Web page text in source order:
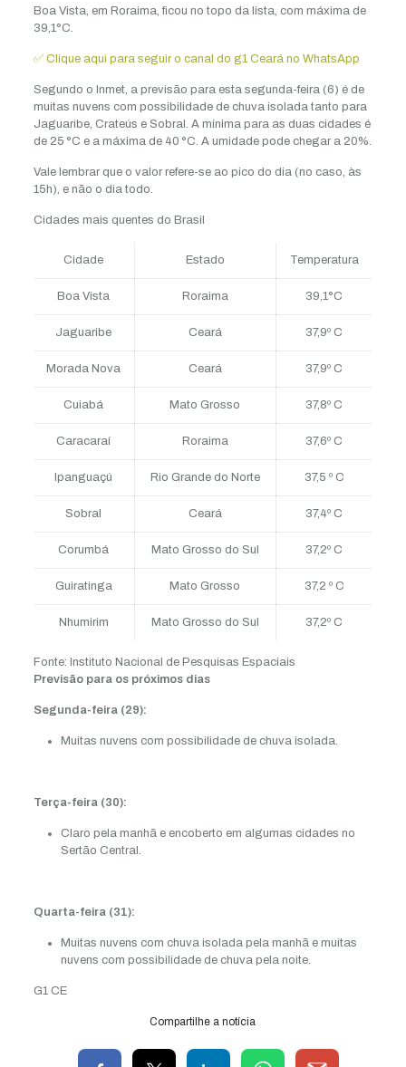
Boa Vista, em Roraima, ficou no topo da lista, com máxima de
39,1°C.
✅ Clique aqui para seguir o canal do g1 Ceará no WhatsApp
Segundo o Inmet, a previsão para esta segunda-feira (6) é de
muitas nuvens com possibilidade de chuva isolada tanto para
Jaguaribe, Crateús e Sobral. A mínima para as duas cidades é
de 25 °C e a máxima de 40 °C. A umidade pode chegar a 20%.
Vale lembrar que o valor refere-se ao pico do dia (no caso, às
15h), e não o dia todo.
Cidades mais quentes do Brasil
Cidade Estado Temperatura
Boa Vista Roraima 39,1°C
Jaguaribe Ceará 37,9º C
Morada Nova Ceará 37,9º C
Cuiabá Mato Grosso 37,8º C
Caracaraí Roraima 37,6º C
Ipanguaçú Rio Grande do Norte 37,5 º C
Sobral Ceará 37,4º C
Corumbá Mato Grosso do Sul 37,2º C
Guiratinga Mato Grosso 37,2 º C
Nhumirim Mato Grosso do Sul 37,2º C
Fonte: Instituto Nacional de Pesquisas Espaciais
Previsão para os próximos dias
Segunda-feira (29):
Muitas nuvens com possibilidade de chuva isolada.
Terça-feira (30):
Claro pela manhã e encoberto em algumas cidades no
Sertão Central.
Quarta-feira (31):
Muitas nuvens com chuva isolada pela manhã e muitas
nuvens com possibilidade de chuva pela noite.
G1 CE
Compartilhe a notícia